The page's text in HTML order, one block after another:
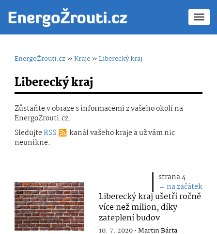
EnergoŽrouti.cz»Kraje»Liberecký kraj
Liberecký kraj
Zůstaňte v obraze s informacemi z vašeho okolí na
EnergoZrouti.cz.
SledujteRSS
kanál vašeho kraje a už vám nic
neunikne.
strana 4
→ na začátek
Liberecký kraj ušetří ročně
více než milion, díky
zateplení budov
10. 7. 2020 •Martin Bárta